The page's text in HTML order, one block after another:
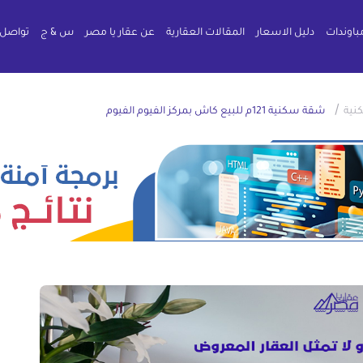
دليل الاسعار المقالات العقارية عن عقار يا مصر س & ج
/ شقة سكنية 121م للبيع كاش بمركز الفيوم الفيوم